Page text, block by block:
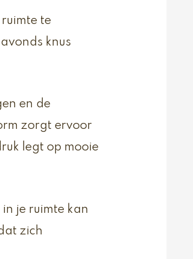
te
knus
en de
zorgt ervoor
legt op mooie
je ruimte kan
zich